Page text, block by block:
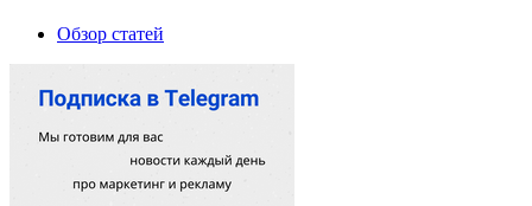
Обзор статей